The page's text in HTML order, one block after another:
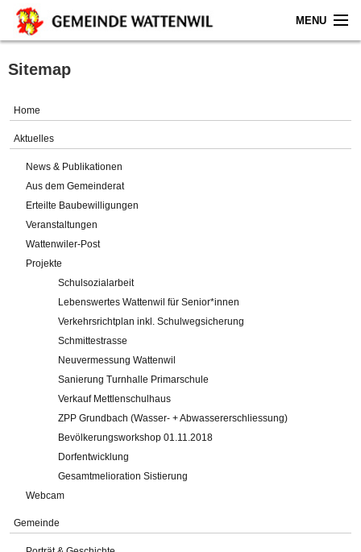
MENU
Home
Gemeinde
Verwaltung
Online-Service
Impressum
Sitemap
Home
Aktuelles
News & Publikationen
Aus dem Gemeinderat
Erteilte Baubewilligungen
Veranstaltungen
Wattenwiler-Post
Projekte
Schulsozialarbeit
Lebenswertes Wattenwil für Senior*innen
Verkehrsrichtplan inkl. Schulwegsicherung
Schmittestrasse
Neuvermessung Wattenwil
Sanierung Turnhalle Primarschule
Verkauf Mettlenschulhaus
ZPP Grundbach (Wasser- + Abwassererschliessung)
Bevölkerungsworkshop 01.11.2018
Dorfentwicklung
Gesamtmelioration Sistierung
Webcam
Gemeinde